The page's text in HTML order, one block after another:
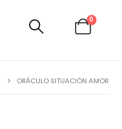
0
ORÁCULO SITUACIÓN AMOR